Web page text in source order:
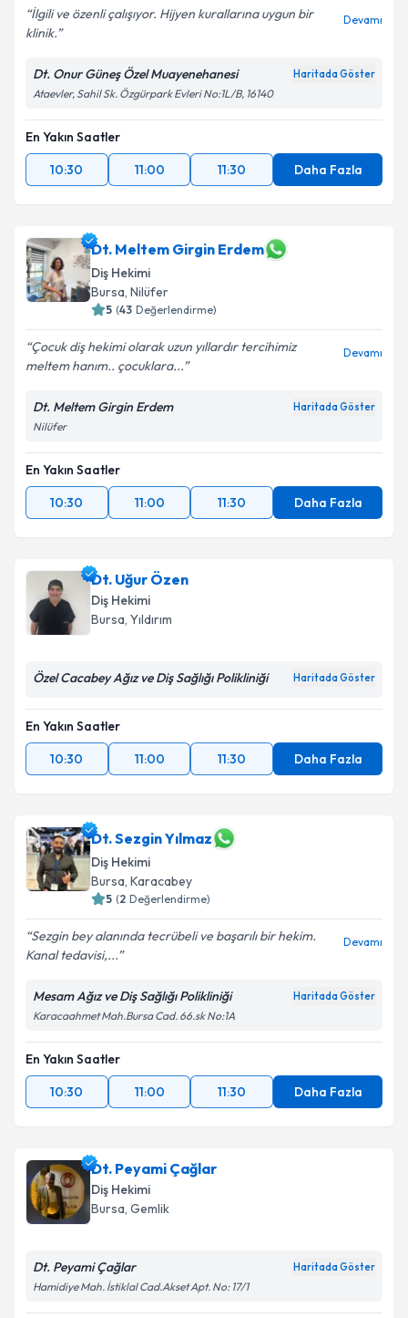
İlgili ve özenli çalışıyor. Hijyen kurallarına uygun bir
klinik.
Devamı
Dt. Onur Güneş Özel Muayenehanesi Haritada Göster
Ataevler, Sahil Sk. Özgürpark Evleri No:1L/B, 16140
En Yakın Saatler
10:30
11:00 11:30 Daha Fazla
Dt. Meltem Girgin Erdem
Diş Hekimi
Bursa, Nilüfer
5 (43 Değerlendirme)
Çocuk diş hekimi olarak uzun yıllardır tercihimiz
meltem hanım.. çocuklara...
Devamı
Dt. Meltem Girgin Erdem Haritada Göster
Nilüfer
En Yakın Saatler
10:30
11:00 11:30 Daha Fazla
Dt. Uğur Özen
Diş Hekimi
Bursa, Yıldırım
Özel Cacabey Ağız ve Diş Sağlığı Polikliniği Haritada Göster
En Yakın Saatler
10:30
11:00 11:30 Daha Fazla
Dt. Sezgin Yılmaz
Diş Hekimi
Bursa, Karacabey
5 (2 Değerlendirme)
Sezgin bey alanında tecrübeli ve başarılı bir hekim.
Kanal tedavisi,...
Devamı
Mesam Ağız ve Diş Sağlığı Polikliniği Haritada Göster
Karacaahmet Mah.Bursa Cad. 66.sk No:1A
En Yakın Saatler
10:30
11:00 11:30 Daha Fazla
Dt. Peyami Çağlar
Diş Hekimi
Bursa, Gemlik
Dt. Peyami Çağlar Haritada Göster
Hamidiye Mah. İstiklal Cad.Akset Apt. No: 17/1